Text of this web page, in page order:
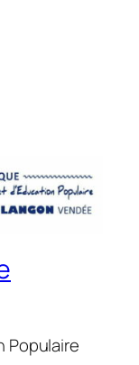
Populaire